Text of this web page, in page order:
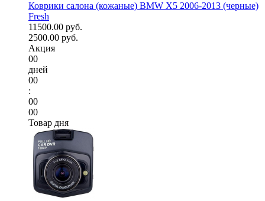
Коврики салона (кожаные) BMW X5 2006-2013 (черные)
Fresh
11500.00 руб.
2500.00 руб.
Акция
00
дней
00
:
00
00
Товар дня